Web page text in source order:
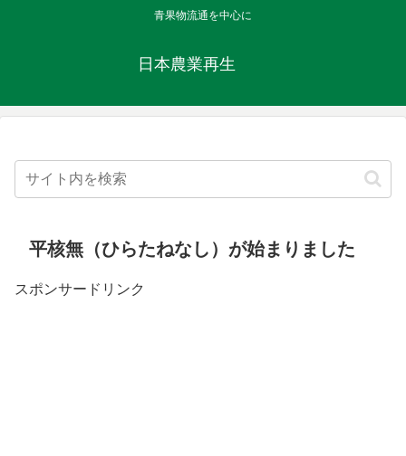
青果物流通を中心に
日本農業再生
平核無（ひらたねなし）が始まりました
スポンサードリンク